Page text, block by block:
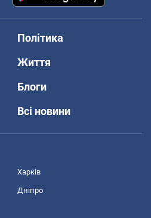
Політика
Життя
Блоги
Всі новини
Харків
Дніпро